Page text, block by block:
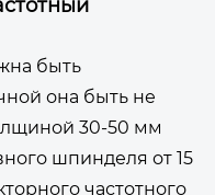
быть
она быть не
30-50 мм
шпинделя от 15
частотного